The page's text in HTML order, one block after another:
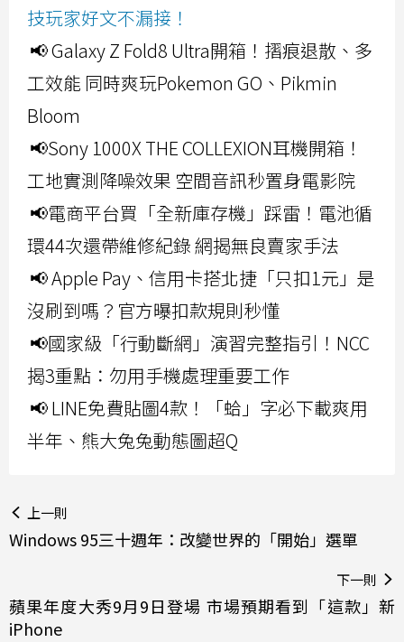
技玩家好文不漏接！
📢 Galaxy Z Fold8 Ultra開箱！摺痕退散、多
工效能 同時爽玩Pokemon GO、Pikmin
Bloom
📢Sony 1000X THE COLLEXION耳機開箱！
工地實測降噪效果 空間音訊秒置身電影院
📢電商平台買「全新庫存機」踩雷！電池循
環44次還帶維修紀錄 網揭無良賣家手法
📢 Apple Pay、信用卡搭北捷「只扣1元」是
沒刷到嗎？官方曝扣款規則秒懂
📢國家級「行動斷網」演習完整指引！NCC
揭3重點：勿用手機處理重要工作
📢 LINE免費貼圖4款！「蛤」字必下載爽用
半年、熊大兔兔動態圖超Q
上一則
Windows 95三十週年：改變世界的「開始」選單
下一則
蘋果年度大秀9月9日登場 市場預期看到「這款」新
iPhone